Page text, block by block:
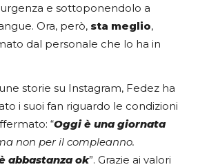
e sottoponendolo a
Ora, però, sta meglio,
dal personale che lo ha in
storie su Instagram, Fedez ha
i suoi fan riguardo le condizioni
“Oggi è una giornata
non per il compleanno.
abbastanza ok”. Grazie ai valori